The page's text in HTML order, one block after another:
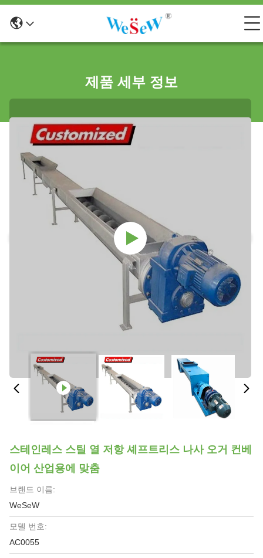
제품 세부 정보
스테인레스 스틸 열 저항 셰프트리스 나사 오거 컨베
이어 산업용에 맞춤
브랜드 이름:
WeSeW
모델 번호:
AC0055